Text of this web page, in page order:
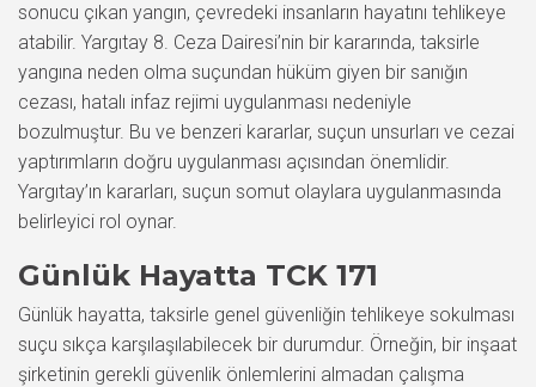
sonucu çıkan yangın, çevredeki insanların hayatını tehlikeye
atabilir. Yargıtay 8. Ceza Dairesi’nin bir kararında, taksirle
yangına neden olma suçundan hüküm giyen bir sanığın
cezası, hatalı infaz rejimi uygulanması nedeniyle
bozulmuştur. Bu ve benzeri kararlar, suçun unsurları ve cezai
yaptırımların doğru uygulanması açısından önemlidir.
Yargıtay’ın kararları, suçun somut olaylara uygulanmasında
belirleyici rol oynar.
Günlük Hayatta TCK 171
Günlük hayatta, taksirle genel güvenliğin tehlikeye sokulması
suçu sıkça karşılaşılabilecek bir durumdur. Örneğin, bir inşaat
şirketinin gerekli güvenlik önlemlerini almadan çalışma